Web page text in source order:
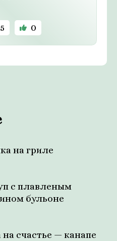
0
на гриле
с плавленым
бульоне
счастье — канапе